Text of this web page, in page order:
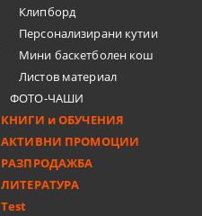
Клипборд
Персонализирани кутии
Мини баскетболен кош
Листов материал
ФОТО-ЧАШИ
КНИГИ и ОБУЧЕНИЯ
АКТИВНИ ПРОМОЦИИ
РАЗПРОДАЖБА
ЛИТЕРАТУРА
Test